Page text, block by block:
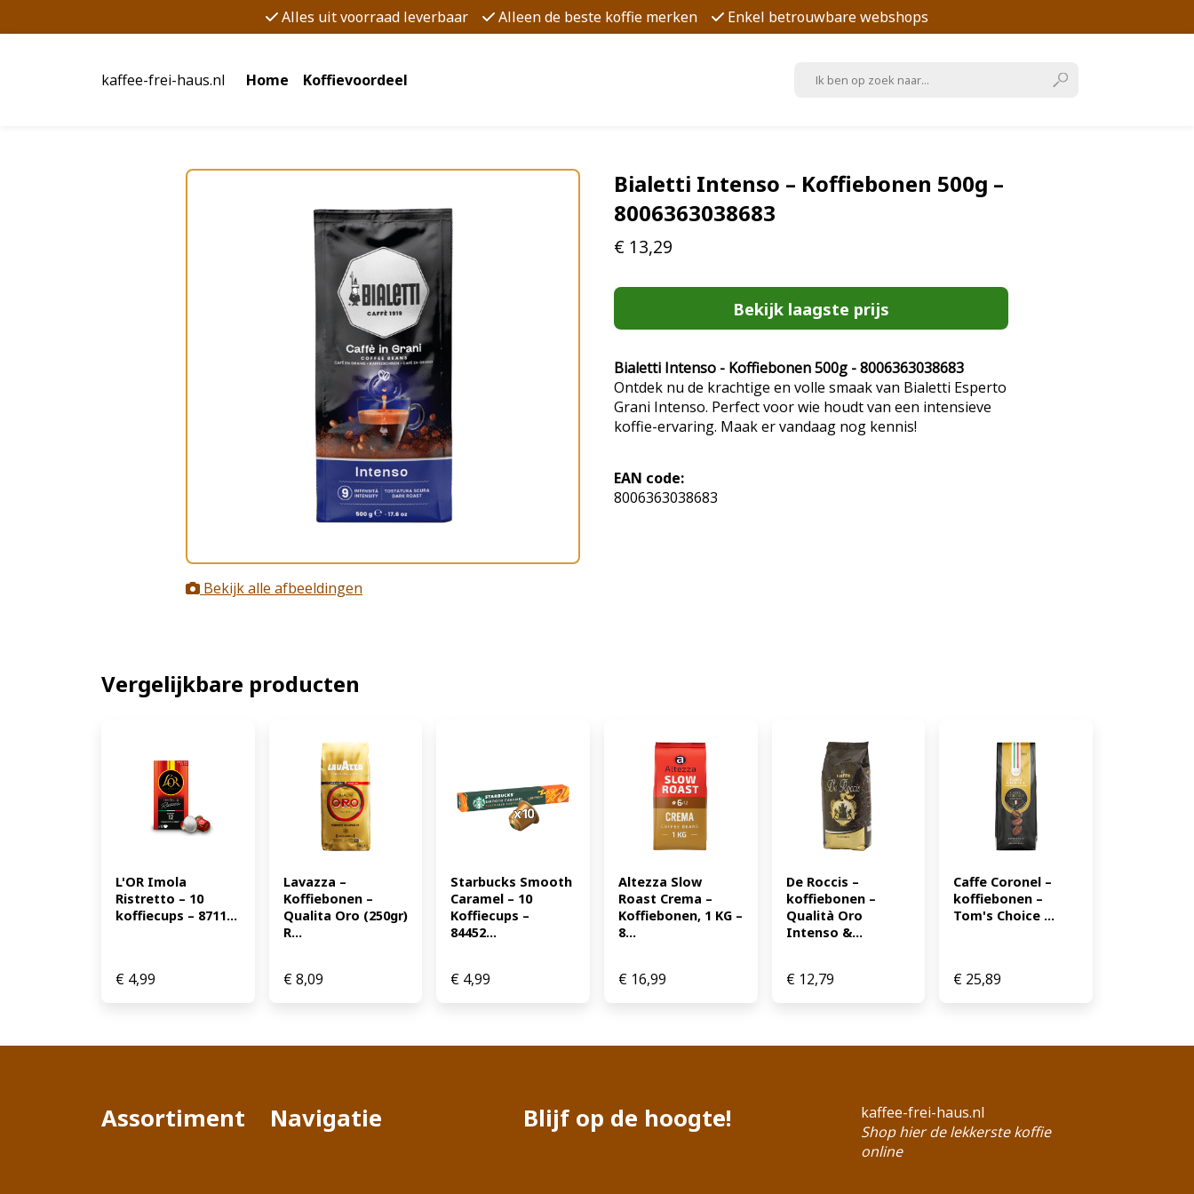
Alles uit voorraad leverbaar Alleen de beste koffie merken Enkel betrouwbare webshops
kaffee-frei-haus.nl Home Koffievoordeel
Bekijk alle afbeeldingen
Bialetti Intenso – Koffiebonen 500g –
8006363038683
€ 13,29
Bekijk laagste prijs
Bialetti Intenso - Koffiebonen 500g - 8006363038683
Ontdek nu de krachtige en volle smaak van Bialetti Esperto
Grani Intenso. Perfect voor wie houdt van een intensieve
koffie-ervaring. Maak er vandaag nog kennis!
EAN code:
8006363038683
Vergelijkbare producten
L'OR Imola
Ristretto – 10
koffiecups – 8711...
€ 4,99
Lavazza –
Koffiebonen –
Qualita Oro (250gr)
R...
€8,09
Starbucks Smooth
Caramel – 10
Koffiecups –
84452...
€ 4,99
Altezza Slow
Roast Crema –
Koffiebonen, 1 KG –
8...
€16,99
De Roccis –
koffiebonen –
Qualità Oro
Intenso &...
€12,79
Caffe Coronel –
koffiebonen –
Tom's Choice ...
€ 25,89
Assortiment Navigatie Blijf op de hoogte!
kaffee-frei-haus.nl
Shop hier de lekkerste koffie
online